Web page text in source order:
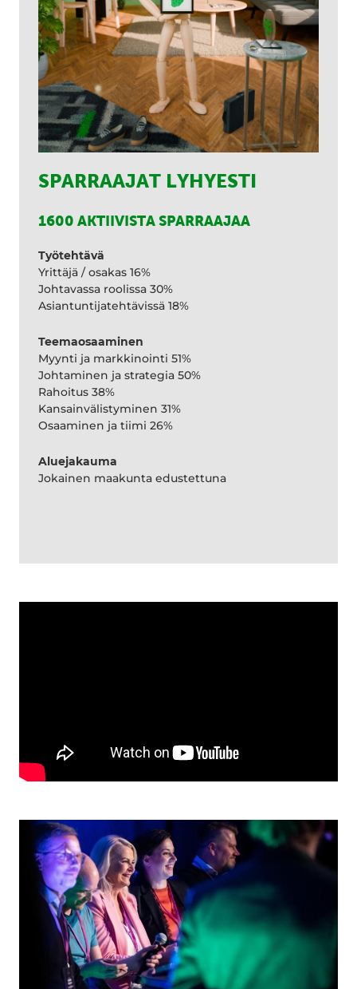
SPARRAAJAT LYHYESTI
1600 AKTIIVISTA SPARRAAJAA
Työtehtävä
Yrittäjä / osakas 16%
Johtavassa roolissa 30%
Asiantuntijatehtävissä 18%
Teemaosaaminen
Myynti ja markkinointi 51%
Johtaminen ja strategia 50%
Rahoitus 38%
Kansainvälistyminen 31%
Osaaminen ja tiimi 26%
Aluejakauma
Jokainen maakunta edustettuna